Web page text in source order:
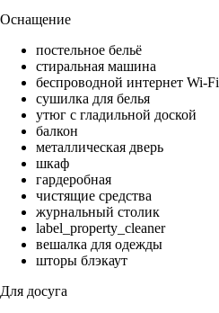
Оснащение
постельное бельё
стиральная машина
беспроводной интернет Wi-Fi
сушилка для белья
утюг с гладильной доской
балкон
металлическая дверь
шкаф
гардеробная
чистящие средства
журнальный столик
label_property_cleaner
вешалка для одежды
шторы блэкаут
Для досуга